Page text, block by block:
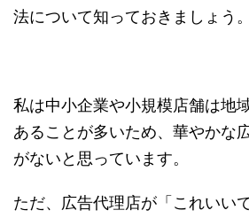
法について知っておきましょう。
私は中小企業や小規模店舗は地
あることが多いため、華やかな
がないと思っています。
ただ、広告代理店が「これいい